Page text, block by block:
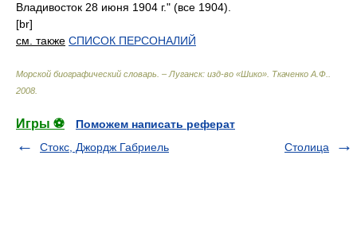
Владивосток 28 июня 1904 г." (все 1904).
[br]
см. также СПИСОК ПЕРСОНАЛИЙ
Морской биографический словарь. – Луганск: изд-во «Шико» Ткаченко А.Ф.
2008
Игры ⚽
Поможем написать реферат
Стокс, Джордж Габриель
Столица